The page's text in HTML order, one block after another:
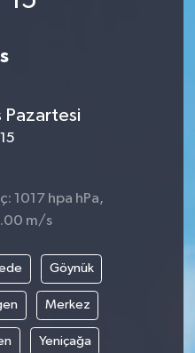
Pazartesi
1017 hpa hPa,
m/s
Göynük
Merkez
Yeniçağa